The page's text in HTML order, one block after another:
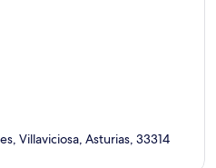
Villaviciosa, Asturias, 33314